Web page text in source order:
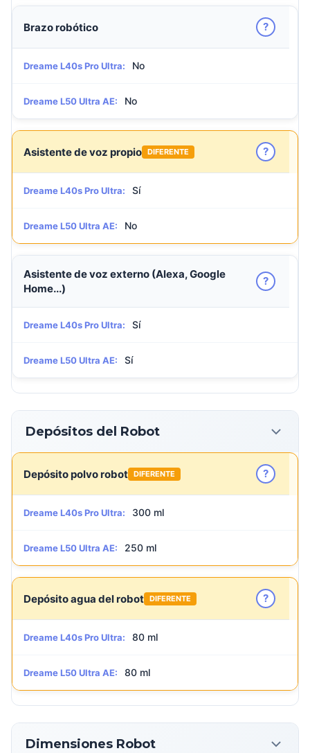
Brazo robótico ?
Dreame L40s Pro Ultra: No
Dreame L50 Ultra AE: No
Asistente de voz propio DIFERENTE ?
Dreame L40s Pro Ultra: Sí
Dreame L50 Ultra AE: No
Asistente de voz externo (Alexa, Google
Home...)
?
Dreame L40s Pro Ultra: Sí
Dreame L50 Ultra AE: Sí
Depósitos del Robot
Depósito polvo robot DIFERENTE ?
Dreame L40s Pro Ultra: 300 ml
Dreame L50 Ultra AE: 250 ml
Depósito agua del robot DIFERENTE ?
Dreame L40s Pro Ultra: 80 ml
Dreame L50 Ultra AE: 80 ml
Dimensiones Robot